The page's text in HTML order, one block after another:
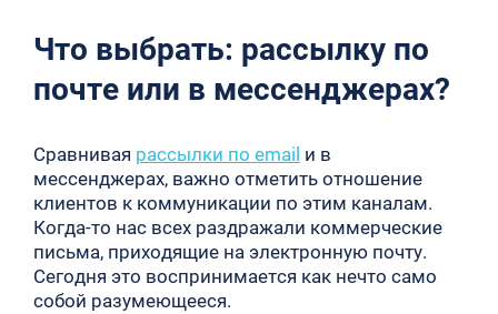
Что выбрать: рассылку по
почте или в мессенджерах?
Сравнивая рассылки по email и в
мессенджерах, важно отметить отношение
клиентов к коммуникации по этим каналам.
Когда-то нас всех раздражали коммерческие
письма, приходящие на электронную почту.
Сегодня это воспринимается как нечто само
собой разумеющееся.